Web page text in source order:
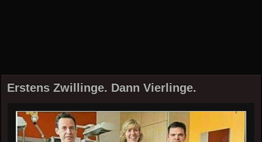
Erstens Zwillinge. Dann Vierlinge.